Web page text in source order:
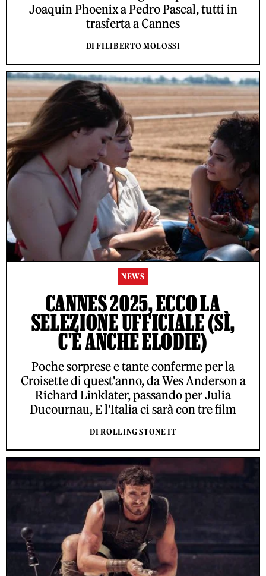
Joaquin Phoenix a Pedro Pascal, tutti in
trasferta a Cannes
DI FILIBERTO MOLOSSI
NEWS
CANNES 2025, ECCO LA
SELEZIONE UFFICIALE (SÌ,
C'È ANCHE ELODIE)
Poche sorprese e tante conferme per la
Croisette di quest'anno, da Wes Anderson a
Richard Linklater, passando per Julia
Ducournau, E l'Italia ci sarà con tre film
DI ROLLING STONE IT